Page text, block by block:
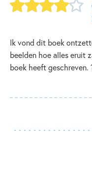
Ik vond dit boek
beelden hoe alles eruit
boek heeft geschreven.